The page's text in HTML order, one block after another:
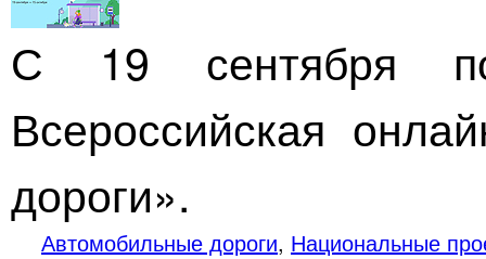
С 19 сентября
Всероссийская
дороги».
Автомобильные дороги, Национальные